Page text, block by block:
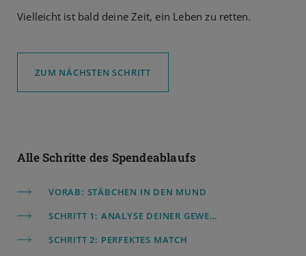
Vielleicht ist bald deine Zeit, ein Leben zu retten.
ZUM NÄCHSTEN SCHRITT
Alle Schritte des Spendeablaufs
VORAB: STÄBCHEN IN DEN MUND
SCHRITT 1:
ANALYSE DEINER GEWEBEMERKMALE
SCHRITT 2: PERFEKTES MATCH